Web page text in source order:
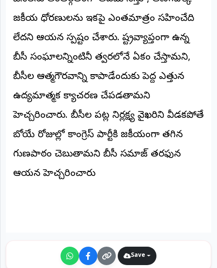
రాజకీయ ధోరణులను ఇకపై ఎంతమాత్రం సహించేది
లేదని ఆయన స్పష్టం చేశారు. రాష్ట్రవ్యాప్తంగా ఉన్న
బీసీ సంఘాలన్నింటినీ త్వరలోనే ఏకం చేస్తామని,
బీసీల ఆత్మగౌరవాన్ని కాపాడేందుకు పెద్ద ఎత్తున
ఉద్యమాత్మక కార్యాచరణ చేపడతామని
హెచ్చరించారు. బీసీల పట్ల నిర్లక్ష్య వైఖరిని వీడకపోతే
రాబోయే రోజుల్లో కాంగ్రెస్ పార్టీకి రాజకీయంగా తగిన
గుణపాఠం చెబుతామని బీసీ సమాజ్ తరఫున
ఆయన హెచ్చరించారు
Save